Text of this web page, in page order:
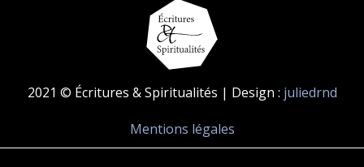
2021 © Écritures & Spiritualités | Design : juliedrnd
Mentions légales